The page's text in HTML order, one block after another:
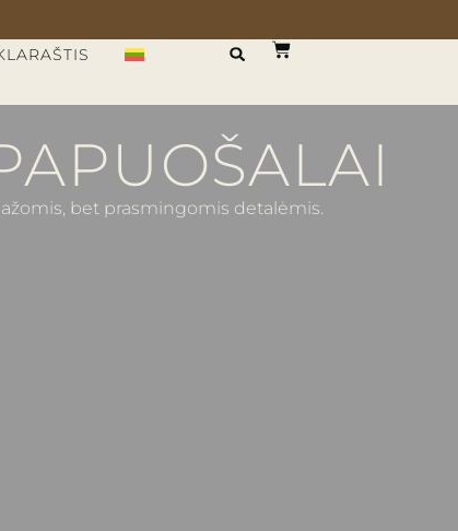
bet prasmingomis detalėmis.